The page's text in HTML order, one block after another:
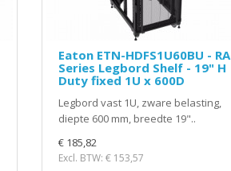
Eaton ETN-HDFS1U60BU - RA
Series Legbord Shelf - 19" H
Duty fixed 1U x 600D
Legbord vast 1U, zware belasting,
diepte 600 mm, breedte 19"..
€ 185,82
Excl. BTW: € 153,57